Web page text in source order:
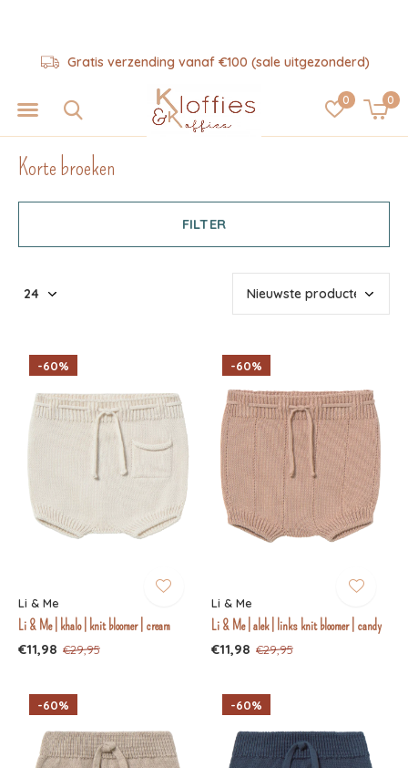
0 0
Gratis verzending vanaf €100 (sale uitgezonderd)
Korte broeken
FILTER
-60%
Li & Me
Li & Me | khalo | knit bloomer | cream
€11,98 €29,95
-60%
Li & Me
Li & Me | alek | links knit bloomer | candy
€11,98 €29,95
-60% -60%